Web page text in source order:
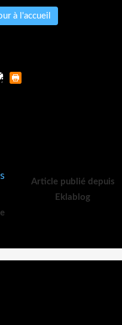
à l'accueil
Article publié depuis
Eklablog